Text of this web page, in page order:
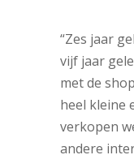
“Zes jaar
vijf jaar
met de
heel kleine
verkopen
andere